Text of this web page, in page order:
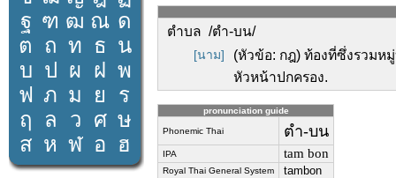
ฐ ฑ ฒ ณ ด
ต ถ ท ธ น
บ ป ผ ฝ พ
ฟ ภ ม ย
ร
ฤ
ล ว ศ ษ
ส ห ฬ อ ฮ
ตำบล /ตำ-บน/
[นาม]
(หัวข้อ: กฎ) ท้องที่ซึ่งรวมห
หัวหน้าปกครอง.
pronunciation guide
Phonemic Thai ตำ-บน
IPA tam bon
Royal Thai General System tambon